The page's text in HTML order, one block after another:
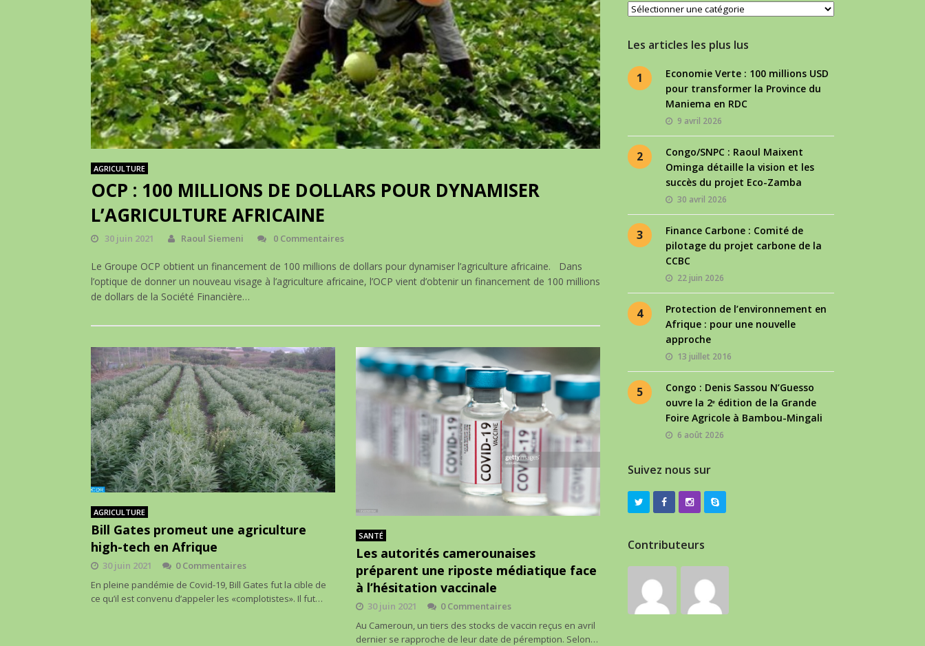
AGRICULTURE
OCP : 100 MILLIONS DE DOLLARS POUR DYNAMISER
L’AGRICULTURE AFRICAINE
30 juin 2021 Raoul Siemeni 0 Commentaires
Le Groupe OCP obtient un financement de 100 millions de dollars pour dynamiser l’agriculture africaine. Dans
l’optique de donner un nouveau visage à l’agriculture africaine, l’OCP vient d’obtenir un financement de 100 millions
de dollars de la Société Financière…
AGRICULTURE
Bill Gates promeut une agriculture
high-tech en Afrique
30 juin 2021
0 Commentaires
En pleine pandémie de Covid-19, Bill Gates fut la cible de
ce qu’il est convenu d’appeler les «complotistes». Il fut…
SANTÉ
Les autorités camerounaises
préparent une riposte médiatique face
à l’hésitation vaccinale
30 juin 2021
0 Commentaires
Au Cameroun, un tiers des stocks de vaccin reçus en avril
dernier se rapproche de leur date de péremption. Selon…
Catégories
Les articles les plus lus
1
Economie Verte : 100 millions USD
pour transformer la Province du
Maniema en RDC
9 avril 2026
2
Congo/SNPC : Raoul Maixent
Ominga détaille la vision et les
succès du projet Eco-Zamba
30 avril 2026
3
Finance Carbone : Comité de
pilotage du projet carbone de la
CCBC
22 juin 2026
4
Protection de l’environnement en
Afrique : pour une nouvelle
approche
13 juillet 2016
5
Congo : Denis Sassou N’Guesso
ouvre la 2ᵉ édition de la Grande
Foire Agricole à Bambou-Mingali
6 août 2026
Suivez nous sur
Contributeurs